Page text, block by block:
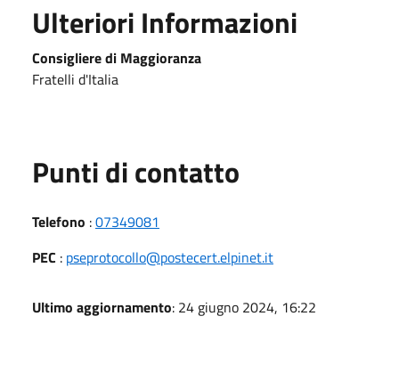
Ulteriori Informazioni
Consigliere di Maggioranza
Fratelli d'Italia
Punti di contatto
Telefono :07349081
PEC : pseprotocollo@postecert.elpinet.it
Ultimo aggiornamento: 24 giugno 2024, 16:22